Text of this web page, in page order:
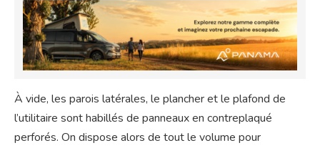
À vide, les parois latérales, le plancher et le plafond de
l’utilitaire sont habillés de panneaux en contreplaqué
perforés. On dispose alors de tout le volume pour